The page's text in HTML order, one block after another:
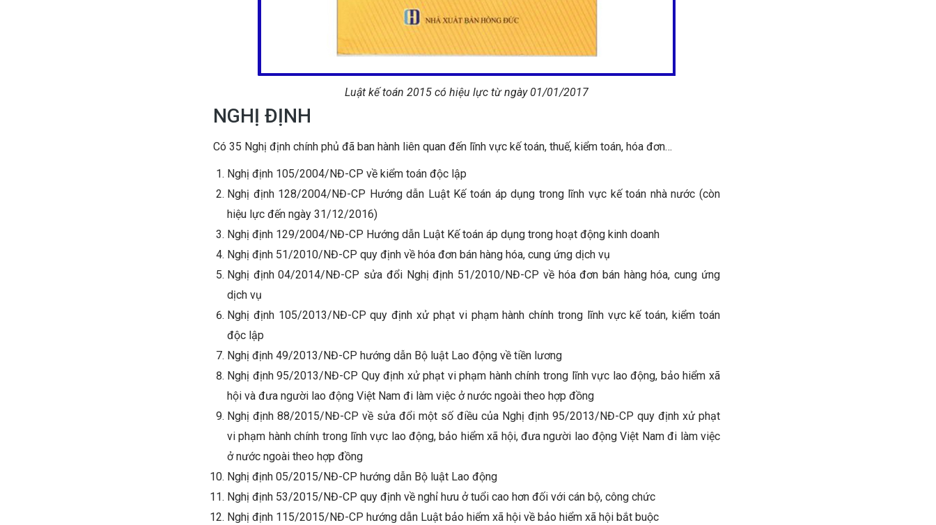
Luật kế toán 2015 có hiệu lực từ ngày 01/01/2017
NGHỊ ĐỊNH
Có 35 Nghị định chính phủ đã ban hành liên quan đến lĩnh vực kế toán, thuế, kiểm toán, hóa đơn…
Nghị định 105/2004/NĐ-CP về kiểm toán độc lập
Nghị định 128/2004/NĐ-CP Hướng dẫn Luật Kế toán áp dụng trong lĩnh vực kế toán nhà nước (còn
hiệu lực đến ngày 31/12/2016)
Nghị định 129/2004/NĐ-CP Hướng dẫn Luật Kế toán áp dụng trong hoạt động kinh doanh
Nghị định 51/2010/NĐ-CP quy định về hóa đơn bán hàng hóa, cung ứng dịch vụ
Nghị định 04/2014/NĐ-CP sửa đổi Nghị định 51/2010/NĐ-CP về hóa đơn bán hàng hóa, cung ứng
dịch vụ
Nghị định 105/2013/NĐ-CP quy định xử phạt vi phạm hành chính trong lĩnh vực kế toán, kiểm toán
độc lập
Nghị định 49/2013/NĐ-CP hướng dẫn Bộ luật Lao động về tiền lương
Nghị định 95/2013/NĐ-CP Quy định xử phạt vi phạm hành chính trong lĩnh vực lao động, bảo hiểm xã
hội và đưa người lao động Việt Nam đi làm việc ở nước ngoài theo hợp đồng
Nghị định 88/2015/NĐ-CP về sửa đổi một số điều của Nghị định 95/2013/NĐ-CP quy định xử phạt
vi phạm hành chính trong lĩnh vực lao động, bảo hiểm xã hội, đưa người lao động Việt Nam đi làm việc
ở nước ngoài theo hợp đồng
Nghị định 05/2015/NĐ-CP hướng dẫn Bộ luật Lao động
Nghị định 53/2015/NĐ-CP quy định về nghỉ hưu ở tuổi cao hơn đối với cán bộ, công chức
Nghị định 115/2015/NĐ-CP hướng dẫn Luật bảo hiểm xã hội về bảo hiểm xã hội bắt buộc